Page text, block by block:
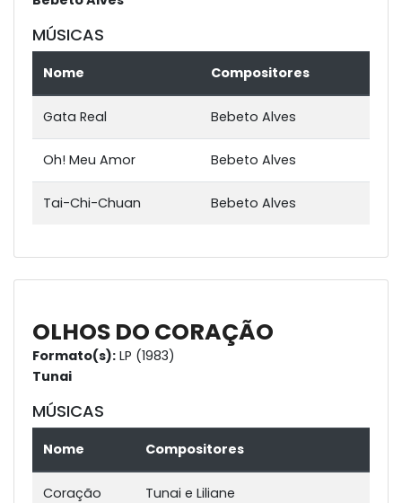
MÚSICAS
Nome Compositores
Gata Real Bebeto Alves
Oh! Meu Amor Bebeto Alves
Tai-Chi-Chuan Bebeto Alves
OLHOS DO CORAÇÃO
Formato(s): LP (1983)
Tunai
MÚSICAS
Nome Compositores
Coração
Tunai e Liliane